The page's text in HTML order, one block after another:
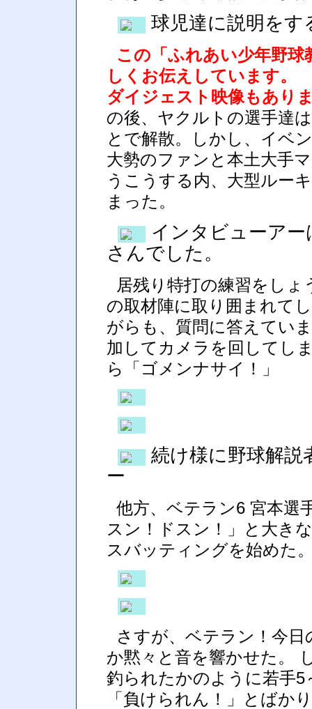
球児達に説明をす
この「ふれあい少年野
しくお伝えしています。
ダイジェスト映像もあり
の後、ヤクルトの選手達
とで解散。しかし、イベ
大勢のファンと本土大手
うこうする内、大型ルー
まった。
インタビューアー
さんでした。
居残り特打の練習をしょ
の取材陣に取り囲まれて
がらも、質問に答えてい
加してカメラを回してし
ら「ゴメンナサイ！」
続け様に野球解説
ー
他方、ベテラン6 宮本選
スン！ドスン！」と大き
スバッティングを始めた
さすが、ベテラン！今
か黙々と音を響かせた。
釣られたかのように若手5
「負けられん！」とばか